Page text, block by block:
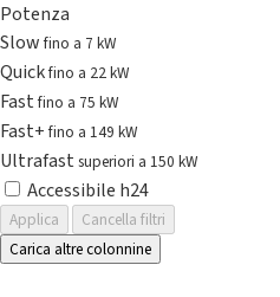
Potenza
Slowfino a 7 kW
Quickfino a 22 kW
Fastfino a 75 kW
Fast+fino a 149 kW
Ultrafast superiori a 150 kW
Accessibile h24
Applica
Cancella filtri
Carica altre colonnine